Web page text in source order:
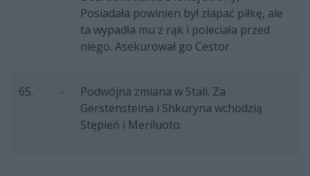
Posiadała powinien był złapać piłkę, ale
ta wypadła mu z rąk i poleciała przed
niego. Asekurował go Cestor.
65.
Podwójna zmiana w Stali. Za
Gerstensteina i Shkuryna wchodzią
Stępień i Meriluoto.